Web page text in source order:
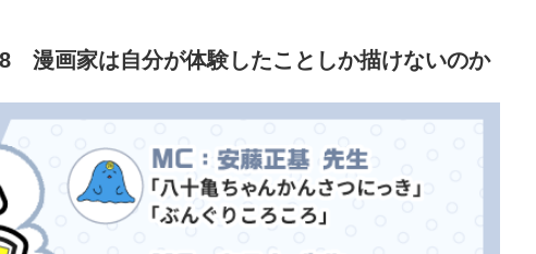
漫画家は自分が体験したことしか描けないのか